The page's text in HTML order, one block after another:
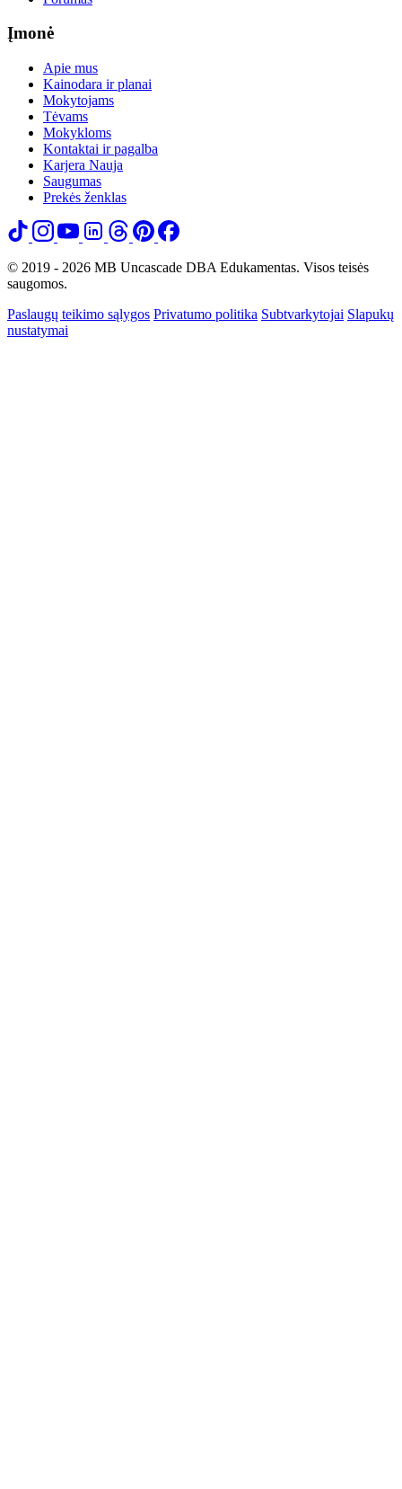
Įmonė
Apie mus
Kainodara ir planai
Mokytojams
Tėvams
Mokykloms
Kontaktai ir pagalba
Karjera Nauja
Saugumas
Prekės ženklas
© 2019 - 2026 MB Uncascade DBA Edukamentas. Visos teisės
saugomos.
Paslaugų teikimo sąlygos Privatumo politika Subtvarkytojai Slapukų
nustatymai